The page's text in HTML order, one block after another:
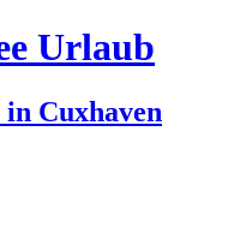
Urlaub
Cuxhaven